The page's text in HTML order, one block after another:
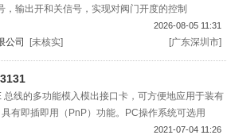
，输出开和关信号，实现对阀门开度的控制
2026-08-05 11:31
[广东深圳市]
公司 [未核实]
线的多功能模入模出接口卡，可方便地应用于装有
有即插即用（PnP）功能。PC操作系统可选用
2021-07-04 11:26